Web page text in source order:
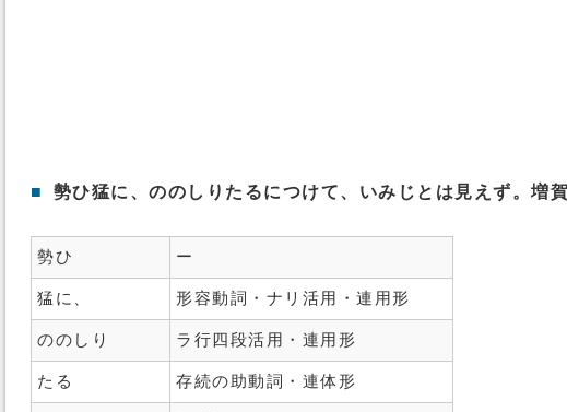
■ 勢ひ猛に、ののしりたるにつけて、いみじとは見えず。増
勢ひ ー
猛に、 形容動詞・ナリ活用・連用形
ののしり ラ行四段活用・連用形
たる 存続の助動詞・連体形